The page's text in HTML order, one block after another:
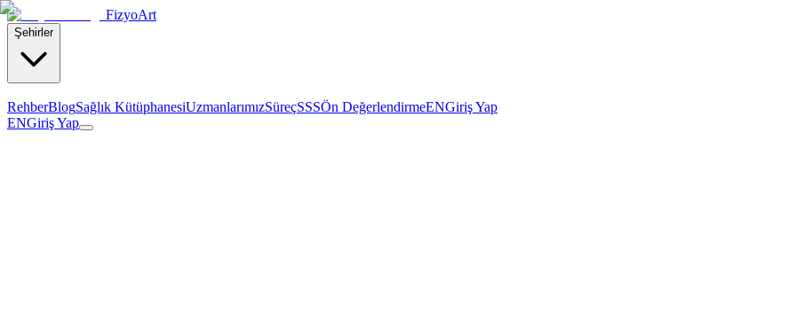
FizyoArt
Şehirler
RehberBlogSağlık KütüphanesiUzmanlarımızSüreçSSSÖn DeğerlendirmeENGiriş Yap
ENGiriş Yap